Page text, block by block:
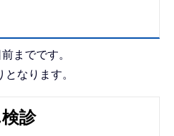
までです。
なります。
診